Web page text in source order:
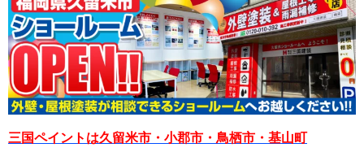
三国ペイントは久留米市・小郡市・鳥栖市・基山町